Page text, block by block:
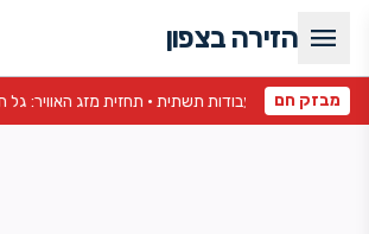
menu הזירה בצפון
מבזק חם
את הגליל והגולן •